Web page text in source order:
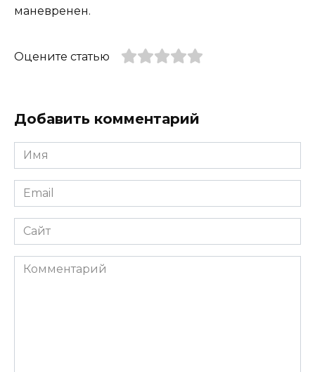
маневренен.
Оцените статью
Добавить комментарий
Имя
*
Email
*
Сайт
Комментарий